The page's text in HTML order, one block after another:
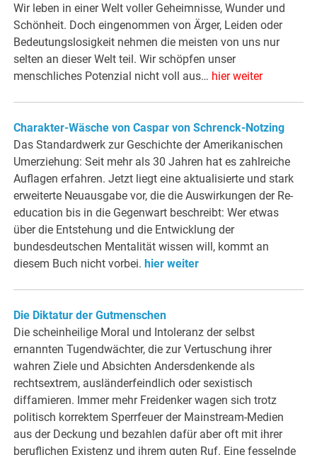
Wir leben in einer Welt voller Geheimnisse, Wunder und
Schönheit. Doch eingenommen von Ärger, Leiden oder
Bedeutungslosigkeit nehmen die meisten von uns nur
selten an dieser Welt teil. Wir schöpfen unser
menschliches Potenzial nicht voll aus… hier weiter
Charakter-Wäsche von Caspar von Schrenck-Notzing
Das Standardwerk zur Geschichte der Amerikanischen
Umerziehung: Seit mehr als 30 Jahren hat es zahlreiche
Auflagen erfahren. Jetzt liegt eine aktualisierte und stark
erweiterte Neuausgabe vor, die die Auswirkungen der Re-
education bis in die Gegenwart beschreibt: Wer etwas
über die Entstehung und die Entwicklung der
bundesdeutschen Mentalität wissen will, kommt an
diesem Buch nicht vorbei.hier weiter
Die Diktatur der Gutmenschen
Die scheinheilige Moral und Intoleranz der selbst
ernannten Tugendwächter, die zur Vertuschung ihrer
wahren Ziele und Absichten Andersdenkende als
rechtsextrem, ausländerfeindlich oder sexistisch
diffamieren. Immer mehr Freidenker wagen sich trotz
politisch korrektem Sperrfeuer der Mainstream-Medien
aus der Deckung und bezahlen dafür aber oft mit ihrer
beruflichen Existenz und ihrem guten Ruf. Eine fesselnde